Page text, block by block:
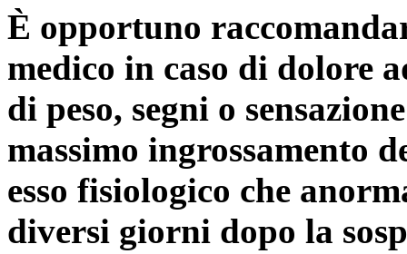
È opportuno
medico in caso di dolore
di peso, segni o
massimo ingrossamento
esso fisiologico che
diversi giorni dopo la